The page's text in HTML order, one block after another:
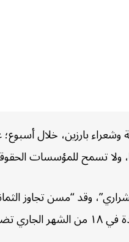
وشيخ قبيلة وشعراء
ولا تسمح للمؤسسات
وقد “مسن تجاوز
من ملاهٍ.